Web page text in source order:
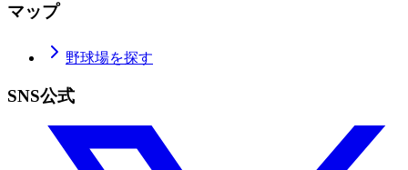
マップ
野球場を探す
SNS公式